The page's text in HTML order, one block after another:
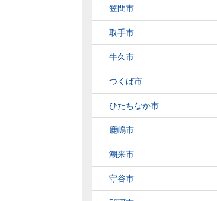
笠間市
取手市
牛久市
つくば市
ひたちなか市
鹿嶋市
潮来市
守谷市